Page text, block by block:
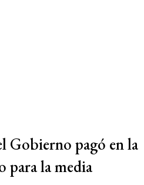
Gobierno pagó en la
para la media